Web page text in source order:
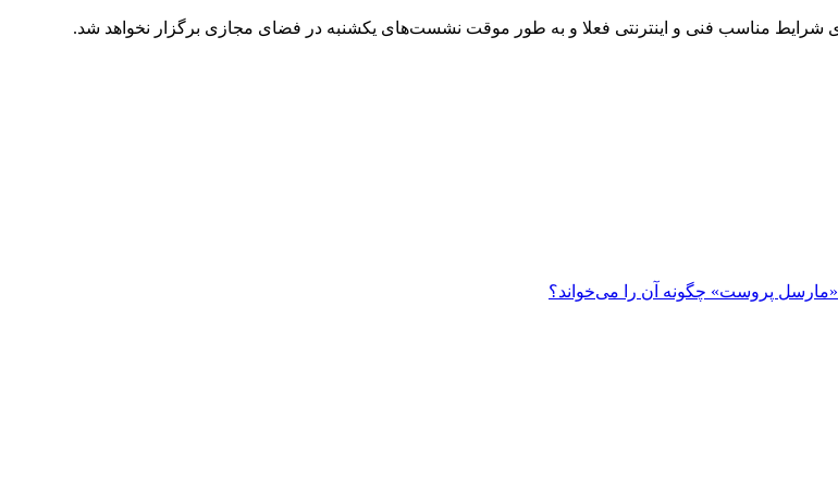
شرایط مناسب فنی و اینترنتی فعلا و به طور موقت نشست‌های یکشنبه در فضای مجازی برگزار نخواهد شد.
«مارسل پروست» چگونه آن را می‌خواند؟